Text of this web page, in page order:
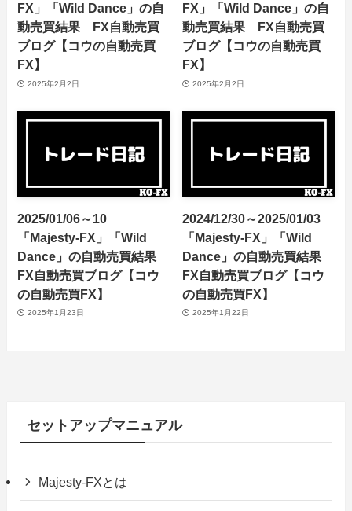
FX」「Wild Dance」の自
動売買結果 FX自動売買
ブログ【コウの自動売買
FX】
2025年2月2日
FX」「Wild Dance」の自
動売買結果 FX自動売買
ブログ【コウの自動売買
FX】
2025年2月2日
2025/01/06～10
「Majesty-FX」「Wild
Dance」の自動売買結果
FX自動売買ブログ【コウ
の自動売買FX】
2025年1月23日
2024/12/30～2025/01/03
「Majesty-FX」「Wild
Dance」の自動売買結果
FX自動売買ブログ【コウ
の自動売買FX】
2025年1月22日
セットアップマニュアル
Majesty-FXとは